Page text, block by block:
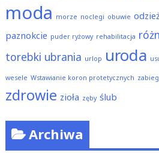
moda morze noclegi obuwie
paznokcie puder ryżowy rehabilitacja
torebki ubrania urlop uroda
wesele Wstawianie koron protetycznych
zdrowie zioła zęby ślub
Archiwa